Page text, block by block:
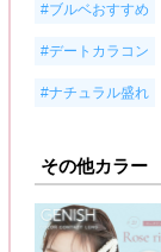
#ブルベおすすめ
#デートカラコン
#ナチュラル盛れ
その他カラー